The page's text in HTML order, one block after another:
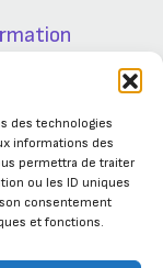
des technologies
informations des
permettra de traiter
ou les ID uniques
consentement
et fonctions.